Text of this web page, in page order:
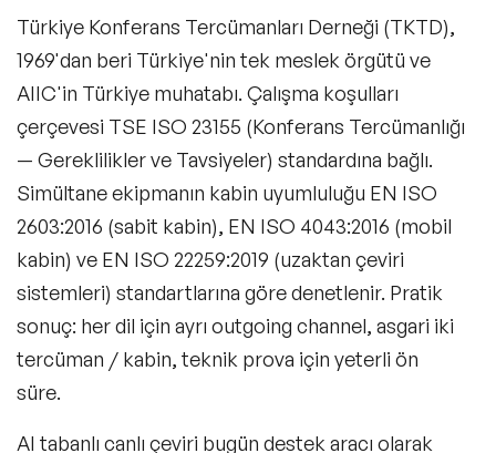
Türkiye Konferans Tercümanları Derneği (TKTD),
1969'dan beri Türkiye'nin tek meslek örgütü ve
AIIC'in Türkiye muhatabı. Çalışma koşulları
çerçevesi TSE ISO 23155 (Konferans Tercümanlığı
— Gereklilikler ve Tavsiyeler) standardına bağlı.
Simültane ekipmanın kabin uyumluluğu EN ISO
2603:2016 (sabit kabin), EN ISO 4043:2016 (mobil
kabin) ve EN ISO 22259:2019 (uzaktan çeviri
sistemleri) standartlarına göre denetlenir. Pratik
sonuç: her dil için ayrı outgoing channel, asgari iki
tercüman / kabin, teknik prova için yeterli ön
süre.
AI tabanlı canlı çeviri bugün destek aracı olarak